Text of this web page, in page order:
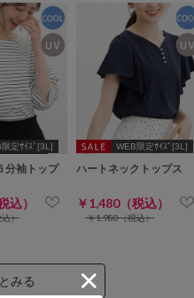
定ｻｲｽﾞ[3L]
分袖トップ
込）
）
WEB限定ｻｲｽﾞ[3L]
ハートネックトップス
￥1,480（税込）
￥1,980（税込）
みる